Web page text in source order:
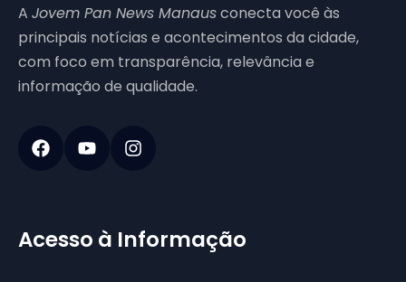
A Jovem Pan News Manausconecta você às
principais notícias e acontecimentos da cidade,
com foco em transparência, relevância e
informação de qualidade.
Acesso à Informação